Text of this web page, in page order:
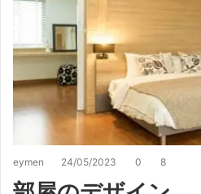
eymen 24/05/2023 0 8